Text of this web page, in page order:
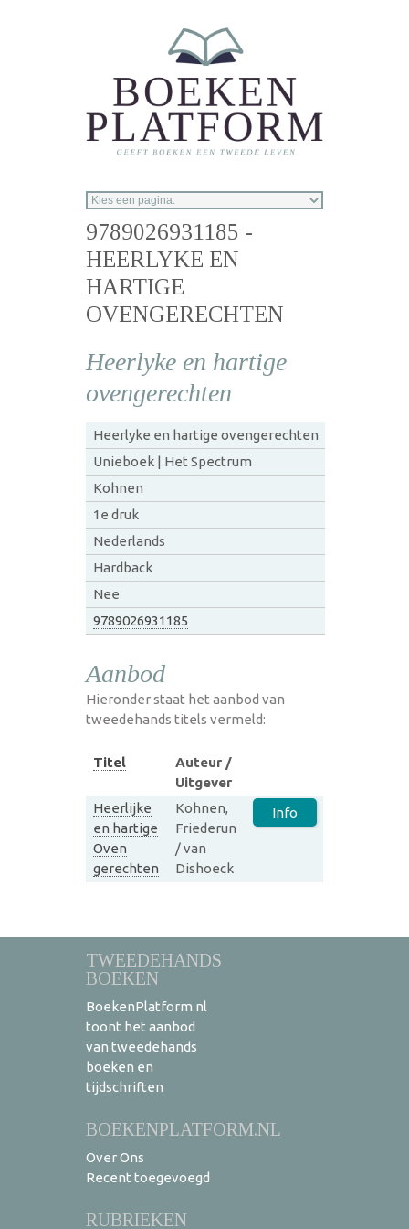
9789026931185 -
HEERLYKE EN
HARTIGE
OVENGERECHTEN
Heerlyke en hartige
ovengerechten
Heerlyke en hartige ovengerechten
Unieboek | Het Spectrum
Kohnen
1e druk
Nederlands
Hardback
Nee
9789026931185
Aanbod
Hieronder staat het aanbod van
tweedehands titels vermeld:
Titel
Auteur /
Uitgever
Heerlijke
en hartige
Oven
gerechten
Kohnen,
Friederun
/ van
Dishoeck
Info
TWEEDEHANDS
BOEKEN
BoekenPlatform.nl
toont het aanbod
van tweedehands
boeken en
tijdschriften
BOEKENPLATFORM.NL
Over Ons
Recent toegevoegd
RUBRIEKEN